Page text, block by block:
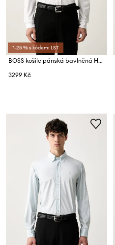
*-25 % s kódem: LST
BOSS košile pánská bavlněná H-ROAN-BD-E-C1-263
3299 Kč